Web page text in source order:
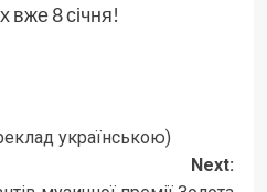
вже 8 січня!
українською)
Next: